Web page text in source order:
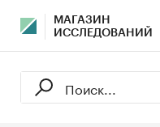
МАГАЗИН
ИССЛЕДОВАНИЙ